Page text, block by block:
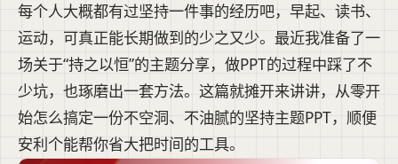
每个人大概都有过坚持一件事的经历吧，早起、读书、
运动，可真正能长期做到的少之又少。最近我准备了一
场关于“持之以恒”的主题分享，做PPT的过程中踩了不
少坑，也琢磨出一套方法。这篇就摊开来讲讲，从零开
始怎么搞定一份不空洞、不油腻的坚持主题PPT，顺便
安利个能帮你省大把时间的工具。